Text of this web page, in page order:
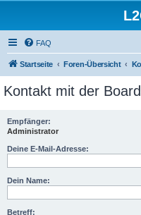
FAQ
Startseite Foren-Übersicht
Kontakt mit der
Empfänger:
Administrator
Deine E-Mail-Adresse:
Dein Name:
Betreff: